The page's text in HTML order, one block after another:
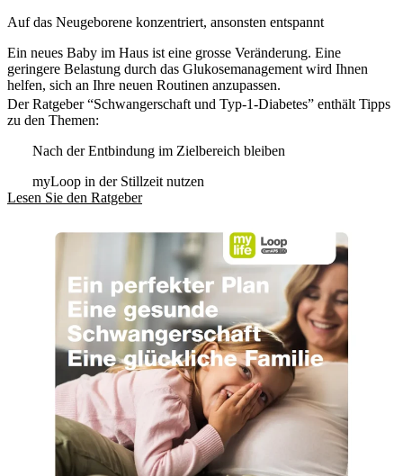
Auf das Neugeborene konzentriert, ansonsten entspannt
Ein neues Baby im Haus ist eine grosse Veränderung. Eine
geringere Belastung durch das Glukosemanagement wird Ihnen
helfen, sich an Ihre neuen Routinen anzupassen.
Der Ratgeber “Schwangerschaft und Typ-1-Diabetes” enthält Tipps
zu den Themen:
Nach der Entbindung im Zielbereich bleiben
myLoop in der Stillzeit nutzen
Lesen Sie den Ratgeber